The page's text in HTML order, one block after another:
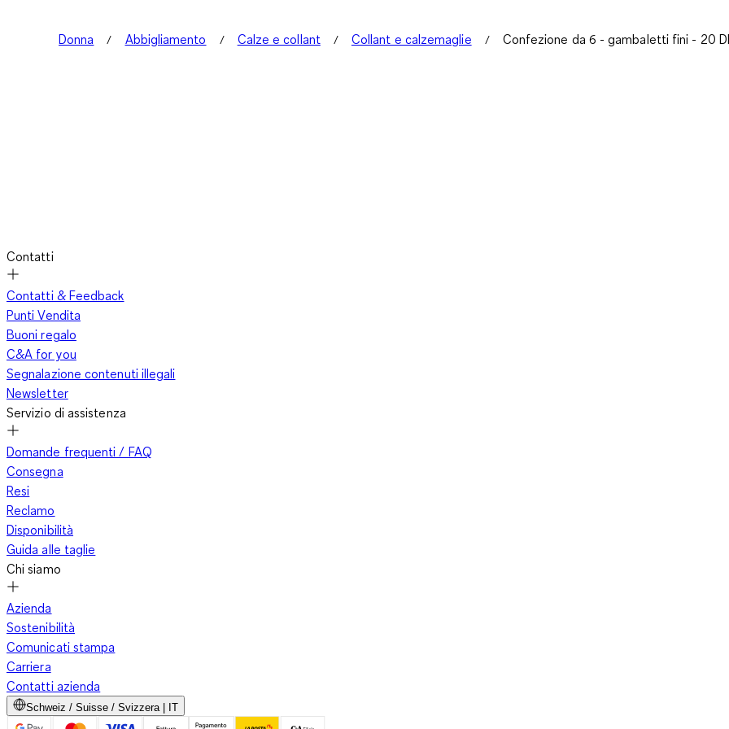
Donna Abbigliamento Calze e collant Collant e calzemaglie Confezione da 6 - gambaletti fini - 20
Contatti
Contatti & Feedback
Punti Vendita
Buoni regalo
C&A for you
Segnalazione contenuti illegali
Newsletter
Servizio di assistenza
Domande frequenti / FAQ
Consegna
Resi
Reclamo
Disponibilità
Guida alle taglie
Chi siamo
Azienda
Sostenibilità
Comunicati stampa
Carriera
Contatti azienda
Schweiz / Suisse / Svizzera | IT